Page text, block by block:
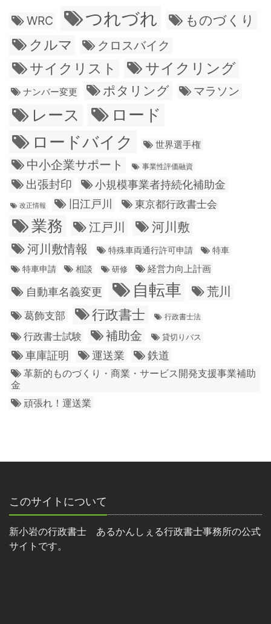
WRC つれづれ ものづくり
クルマ クロスバイク
サイクリスト サイクリング
ナンバー変更 ポタリング マラソン
レース
ロード
ロードバイク
世界選手権
中小企業サポート 事業性評価融資
出張封印 小規模事業者持続化補助金
改正情報 旧江戸川 東京都行政書士会
業務 江戸川
河川敷
河川敷情報
特殊車両通行許可申請
特車
特車申請
相談 研修 経営力向上計画
自動車名義変更 自転車 荒川
葛飾支部 行政書士 行政書士法
行政書士試験 補助金 貸切りバス
車庫証明 運送業 鉄道
革新的ものづくり・商業・サービス開発支援事業補助
金
頑張れ！運送業
このサイトについて
新小岩の行政書士 あるかんしぇる行政書士事務所の公式
サイトです。